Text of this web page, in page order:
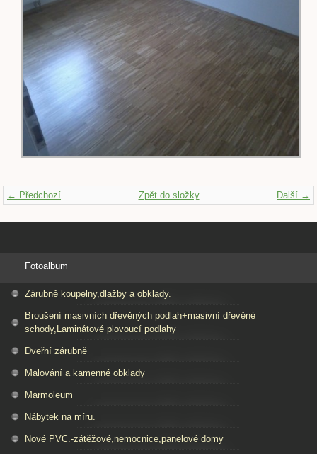
← Předchozí Další →
Zpět do složky
Fotoalbum
Zárubně koupelny,dlažby a obklady.
Broušení masivních dřevěných podlah+masivní dřevěné
schody,Laminátové plovoucí podlahy
Dveřní zárubně
Malování a kamenné obklady
Marmoleum
Nábytek na míru.
Nové PVC.-zátěžové,nemocnice,panelové domy